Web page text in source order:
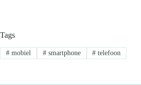
Tags
#mobiel #smartphone # telefoon